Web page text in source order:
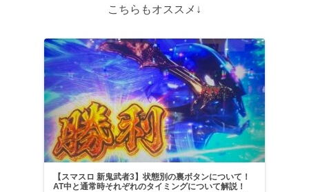
こちらもオススメ↓
【スマスロ 新鬼武者3】状態別の裏ボタンについて！
AT中と通常時それぞれのタイミングについて解説！